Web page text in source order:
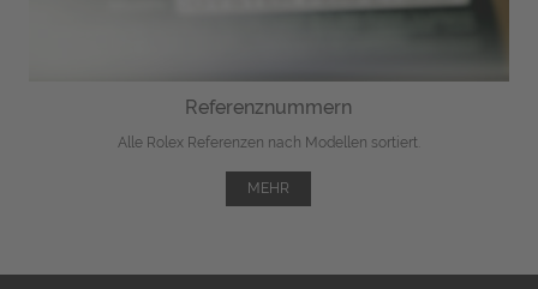
Referenznummern
Alle Rolex Referenzen nach Modellen sortiert.
MEHR